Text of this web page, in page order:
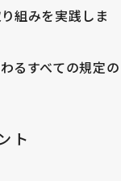
組みを実践しま
るすべての規定の
ト